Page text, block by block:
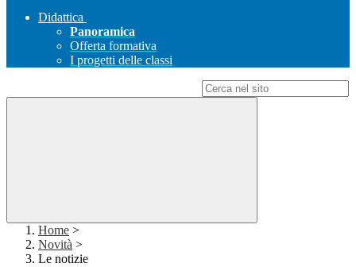
Didattica
Panoramica
Offerta formativa
I progetti delle classi
Home >
Novità >
Le notizie